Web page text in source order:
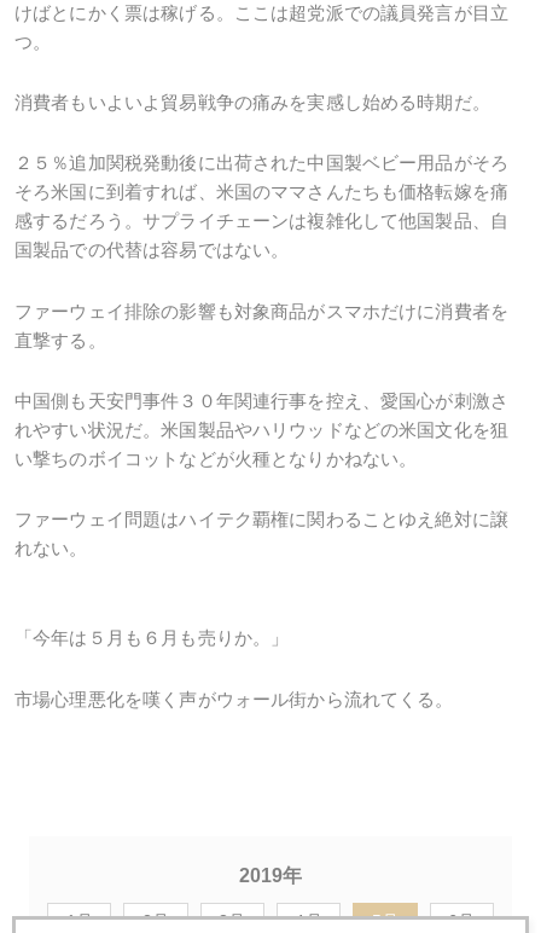
けばとにかく票は稼げる。ここは超党派での議員発言が目立
つ。
消費者もいよいよ貿易戦争の痛みを実感し始める時期だ。
２５％追加関税発動後に出荷された中国製ベビー用品がそろ
そろ米国に到着すれば、米国のママさんたちも価格転嫁を痛
感するだろう。サプライチェーンは複雑化して他国製品、自
国製品での代替は容易ではない。
ファーウェイ排除の影響も対象商品がスマホだけに消費者を
直撃する。
中国側も天安門事件３０年関連行事を控え、愛国心が刺激さ
れやすい状況だ。米国製品やハリウッドなどの米国文化を狙
い撃ちのボイコットなどが火種となりかねない。
ファーウェイ問題はハイテク覇権に関わることゆえ絶対に譲
れない。
「今年は５月も６月も売りか。」
市場心理悪化を嘆く声がウォール街から流れてくる。
2019年
1月 2月 3月 4月 5月 6月